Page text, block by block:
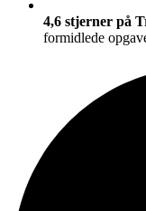
4,6 stjerner på
formidlede